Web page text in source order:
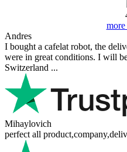
Andres
I bought a cafelat robot, the
were in great conditions. I will
Switzerland ...
Mihaylovich
perfect all